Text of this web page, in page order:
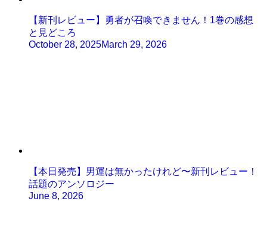
【新刊レビュー】勇者が召喚できません！1巻の感想
と見どころ
October 28, 2025March 29, 2026
【本日発売】男運は無かったけれど〜新刊レビュー！
話題のアンソロジー
June 8, 2026